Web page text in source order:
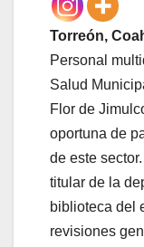
Torreón,
Personal
Salud
Flor de
oportuna de
de este
titular de la
biblioteca del
revisiones